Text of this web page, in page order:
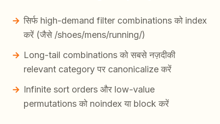
सिर्फ high-demand filter combinations को index
करें (जैसे /shoes/mens/running/)
Long-tail combinations को सबसे नज़दीकी
relevant category पर canonicalize करें
Infinite sort orders और low-value
permutations को noindex या block करें